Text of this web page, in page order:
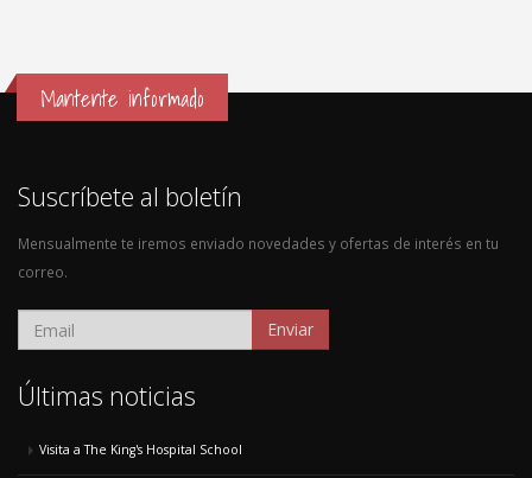
Mantente informado
Suscríbete al boletín
Mensualmente te iremos enviado novedades y ofertas de interés en tu
correo.
Enviar
Últimas noticias
Visita a The King's Hospital School